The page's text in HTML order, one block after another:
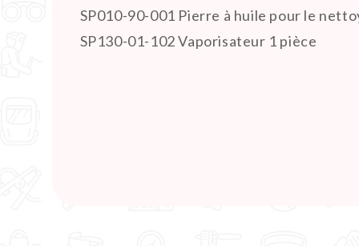
SP010-90-001 Pierre à huile pour le
SP130-01-102 Vaporisateur 1 pièce